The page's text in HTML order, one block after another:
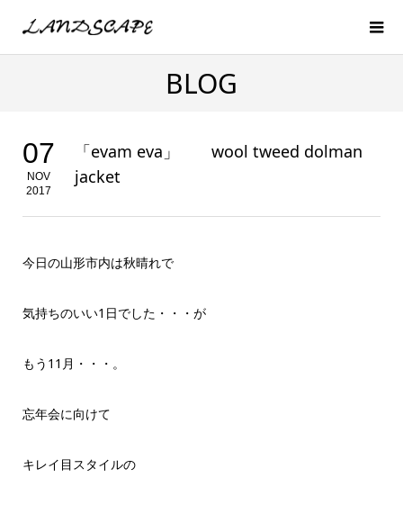
BLOG
07
NOV
2017
「evam eva」 wool tweed dolman
jacket
今日の山形市内は秋晴れで
気持ちのいい1日でした・・・が
もう11月・・・。
忘年会に向けて
キレイ目スタイルの